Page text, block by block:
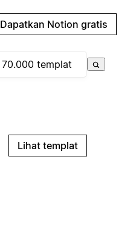
Dapatkan Notion gratis
Lihat templat